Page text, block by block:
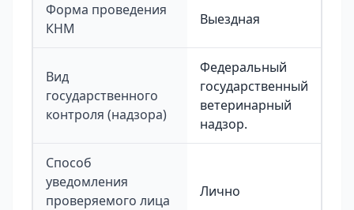
Форма проведения
КНМ
Выездная
Вид
государственного
контроля (надзора)
Федеральный
государственный
ветеринарный
надзор.
Способ
уведомления
проверяемого лица
Лично